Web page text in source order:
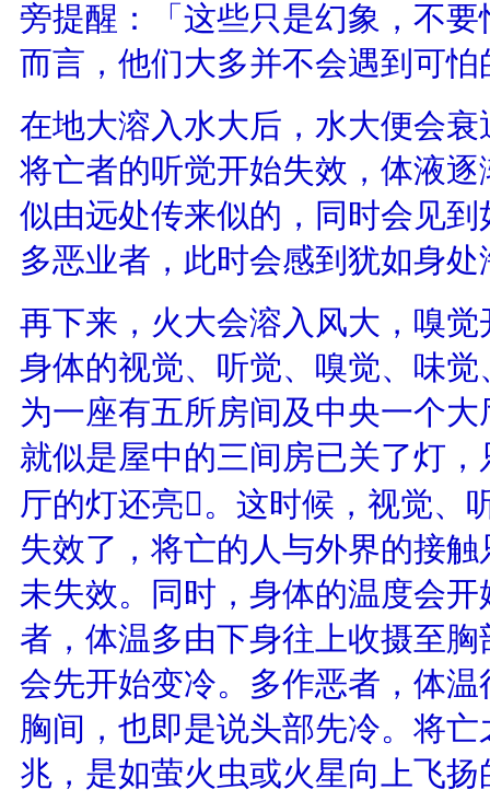
旁提醒：「这些只是幻象，不
而言，他们大多并不会遇到可怕
在地大溶入水大后，水大便会
将亡者的听觉开始失效，体液
似由远处传来似的，同时会见
多恶业者，此时会感到犹如身
再下来，火大会溶入风大，嗅
身体的视觉、听觉、嗅觉、味
为一座有五所房间及中央一个
就似是屋中的三间房已关了灯
厅的灯还亮。这时候，视觉、
失效了，将亡的人与外界的接
未失效。同时，身体的温度会
者，体温多由下身往上收摄至
会先开始变冷。多作恶者，体
胸间，也即是说头部先冷。将
兆，是如萤火虫或火星向上飞